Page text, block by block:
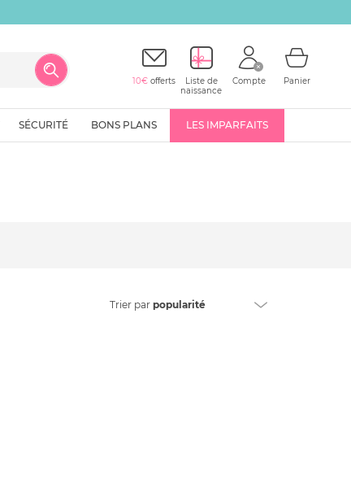
10€ offerts
Liste de
naissance
Compte Panier
SÉCURITÉ BONS PLANS LES IMPARFAITS
Trier par popularité